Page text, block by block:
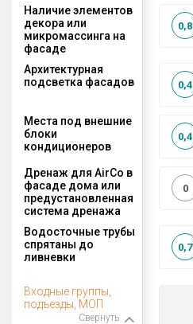
Наличие элементов
декора или
микромассинга на
фасаде
0,8
Архитектурная
подсветка фасадов
0,4
Места под внешние
блоки
кондиционеров
0,4
Дренаж для AirCo в
фасаде дома или
предустановленная
система дренажа
0
Водосточные трубы
спрятаны до
ливневки
0,7
Входные группы,
подъезды, МОП
Свернуть